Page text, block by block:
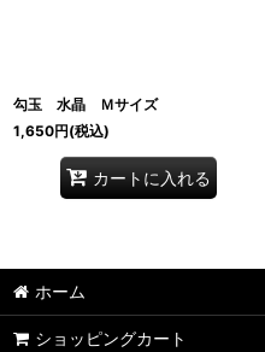
勾玉 水晶 Ｍサイズ
1,650円(税込)
カートに入れる
ホーム
ショッピングカート